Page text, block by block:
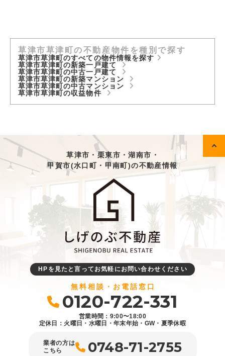
草津市草津町の不動産物件を種別で探す
草津市草津町のすべての物件情報を探す
草津市草津町の新築一戸建て
草津市草津町の中古一戸建て
草津市草津町の新築マンション
草津市草津町の中古マンション
草津市草津町の収益物件
草津市・栗東市・湖南市・
甲賀市(水口町・甲南町)の不動産情報
HPを見たと言ってお気軽にお問い合わせください
無料相談・お電話窓口
0120-722-331
営業時間：9:00〜18:00
定休日：火曜日・水曜日・年末年始・GW・夏季休暇
業者の方は
こちら
0748-71-2755